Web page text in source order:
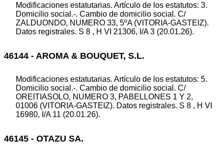
Modificaciones estatutarias. Artículo de los estatutos: 3.
Domicilio social.-. Cambio de domicilio social. C/
ZALDUONDO, NUMERO 33, 5ºA (VITORIA-GASTEIZ).
Datos registrales. S 8 , H VI 21306, I/A 3 (20.01.26).
46144 - AROMA & BOUQUET, S.L.
Modificaciones estatutarias. Artículo de los estatutos: 5.
Domicilio social.-. Cambio de domicilio social. C/
OREITIASOLO, NUMERO 3, PABELLONES 1 Y 2,
01006 (VITORIA-GASTEIZ). Datos registrales. S 8 , H VI
16980, I/A 11 (20.01.26).
46145 - OTAZU SA.